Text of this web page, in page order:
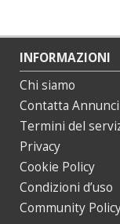
INFORMAZIONI
Chi siamo
Contatta
Termini del
Privacy
Cookie Policy
Condizioni d’uso
Community